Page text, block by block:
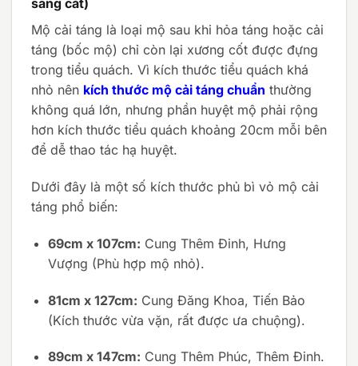
sang cát)
Mộ cải táng là loại mộ sau khi hỏa táng hoặc cải
táng (bốc mộ) chỉ còn lại xương cốt được đựng
trong tiểu quách. Vì kích thước tiểu quách khá
nhỏ nên kích thước mộ cải táng chuẩn thường
không quá lớn, nhưng phần huyệt mộ phải rộng
hơn kích thước tiểu quách khoảng 20cm mỗi bên
để dễ thao tác hạ huyệt.
Dưới đây là một số kích thước phủ bì vỏ mộ cải
táng phổ biến:
69cm x 107cm: Cung Thêm Đinh, Hưng
Vượng (Phù hợp mộ nhỏ).
81cm x 127cm: Cung Đăng Khoa, Tiến Bảo
(Kích thước vừa vặn, rất được ưa chuộng).
89cm x 147cm: Cung Thêm Phúc, Thêm Đinh.